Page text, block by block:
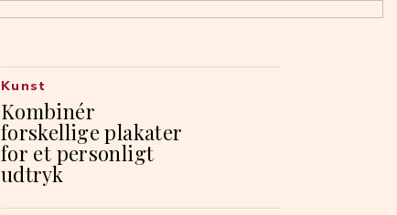
Kombinér
forskellige plakater
for et personligt
udtryk
Kunst